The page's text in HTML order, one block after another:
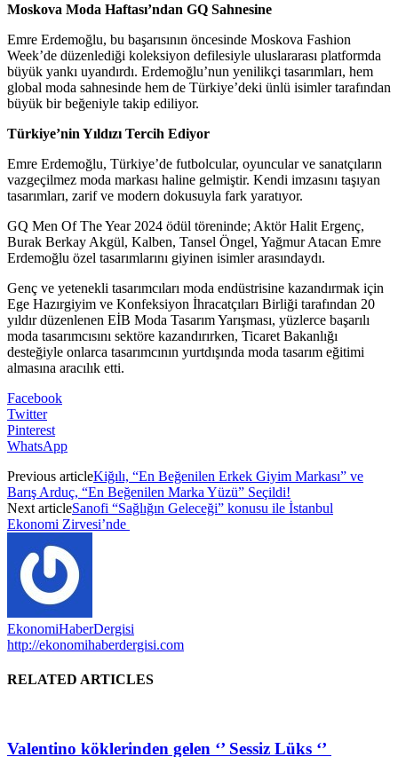
Moskova Moda Haftası’ndan GQ Sahnesine
Emre Erdemoğlu, bu başarısının öncesinde Moskova Fashion
Week’de düzenlediği koleksiyon defilesiyle uluslararası platformda
büyük yankı uyandırdı. Erdemoğlu’nun yenilikçi tasarımları, hem
global moda sahnesinde hem de Türkiye’deki ünlü isimler tarafından
büyük bir beğeniyle takip ediliyor.
Türkiye’nin Yıldızı Tercih Ediyor
Emre Erdemoğlu, Türkiye’de futbolcular, oyuncular ve sanatçıların
vazgeçilmez moda markası haline gelmiştir. Kendi imzasını taşıyan
tasarımları, zarif ve modern dokusuyla fark yaratıyor.
GQ Men Of The Year 2024 ödül töreninde; Aktör Halit Ergenç,
Burak Berkay Akgül, Kalben, Tansel Öngel, Yağmur Atacan Emre
Erdemoğlu özel tasarımlarını giyinen isimler arasındaydı.
Genç ve yetenekli tasarımcıları moda endüstrisine kazandırmak için
Ege Hazırgiyim ve Konfeksiyon İhracatçıları Birliği tarafından 20
yıldır düzenlenen EİB Moda Tasarım Yarışması, yüzlerce başarılı
moda tasarımcısını sektöre kazandırırken, Ticaret Bakanlığı
desteğiyle onlarca tasarımcının yurtdışında moda tasarım eğitimi
almasına aracılık etti.
Facebook
Twitter
Pinterest
WhatsApp
Previous articleKiğılı, “En Beğenilen Erkek Giyim Markası” ve
Barış Arduç, “En Beğenilen Marka Yüzü” Seçildi!
Next articleSanofi “Sağlığın Geleceği” konusu ile İstanbul
Ekonomi Zirvesi’nde
EkonomiHaberDergisi
http://ekonomihaberdergisi.com
RELATED ARTICLES
Valentino köklerinden gelen ‘’ Sessiz Lüks ‘’